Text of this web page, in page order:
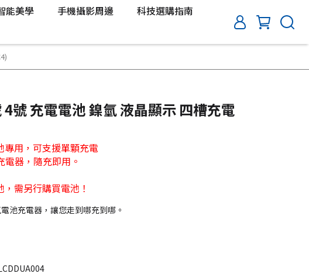
能美學 手機攝影周邊
科技選購指南
4號 充電電池 鎳氫 液晶顯示 四槽充電
用，可支援單顆充電
器，隨充即用。
需另行購買電池！
池充電器，讓您走到哪充到哪。